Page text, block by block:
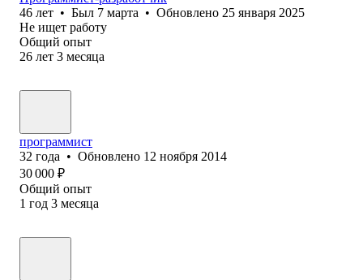
46 лет • Был 7 марта • Обновлено 25 января 2025
Не ищет работу
Общий опыт
26 лет 3 месяца
программист
32 года • Обновлено 12 ноября 2014
30 000 ₽
Общий опыт
1 год 3 месяца